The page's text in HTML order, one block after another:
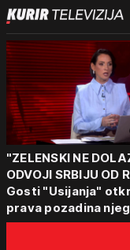
"ZELENSKI NE
ODVOJI SRBIJU OD
Gosti "Usijanja"
prava pozadina
posete Beogradu